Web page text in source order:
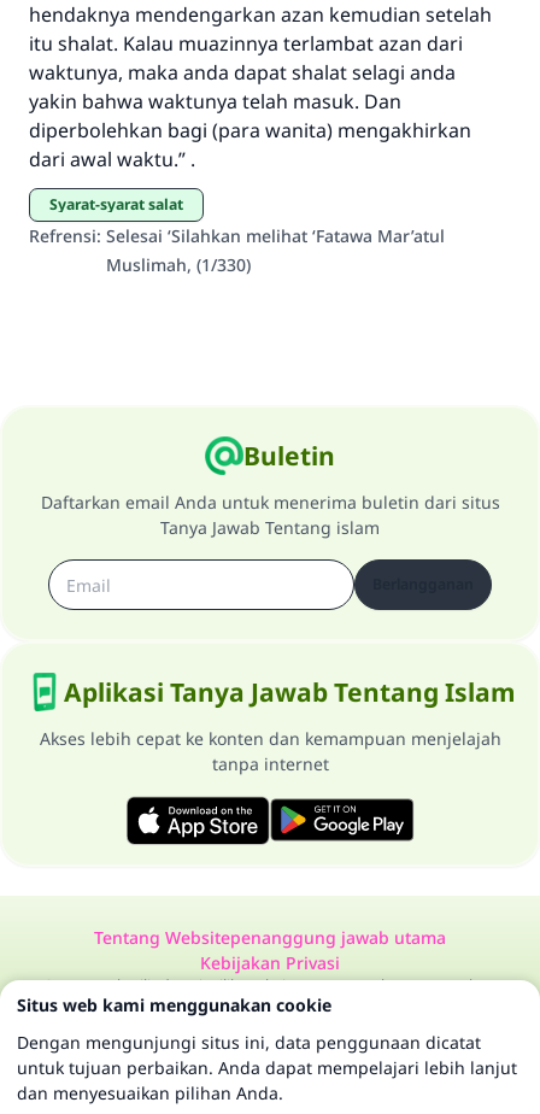
hendaknya mendengarkan azan kemudian setelah
itu shalat. Kalau muazinnya terlambat azan dari
waktunya, maka anda dapat shalat selagi anda
yakin bahwa waktunya telah masuk. Dan
diperbolehkan bagi (para wanita) mengakhirkan
dari awal waktu.” .
syarat-syarat salat
Refrensi: Selesai ‘Silahkan melihat ‘Fatawa Mar’atul
Muslimah, (1/330)
Buletin
Daftarkan email Anda untuk menerima buletin dari situs
Tanya Jawab Tentang islam
Aplikasi Tanya Jawab Tentang Islam
Akses lebih cepat ke konten dan kemampuan menjelajah
tanpa internet
Tentang Websitepenanggung jawab utama
Kebijakan Privasi
Semua Hak Dilindungi Milik Website Tanya Jawab Tentang Islam
1997-2025 ©
Rasulullah ﷺ bersabda
"Siapa yang menunjukkan suatu kebaikan,
meka dia akan mendapatkan pahala yang
sama dengan orang yang melakukannya"
MUSLIM, 1893
Saham
Situs web kami menggunakan cookie
Dengan mengunjungi situs ini, data penggunaan dicatat
untuk tujuan perbaikan. Anda dapat mempelajari lebih lanjut
dan menyesuaikan pilihan Anda.